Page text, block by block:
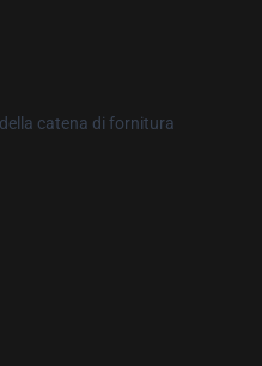
catena di fornitura